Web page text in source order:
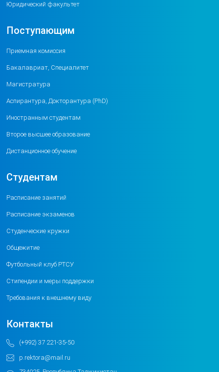
Юридический факультет
Поступающим
Приемная комиссия
Бакалавриат, Специалитет
Магистратура
Аспирантура, Докторантура (PhD)
Иностранным студентам
Второе высшее образование
Дистанционное обучение
Студентам
Расписание занятий
Расписание экзаменов
Студенческие кружки
Общежитие
Футбольный клуб РТСУ
Стипендии и меры поддержки
Требования к внешнему виду
Контакты
(+992) 37 221-35-50
p.rektora@mail.ru